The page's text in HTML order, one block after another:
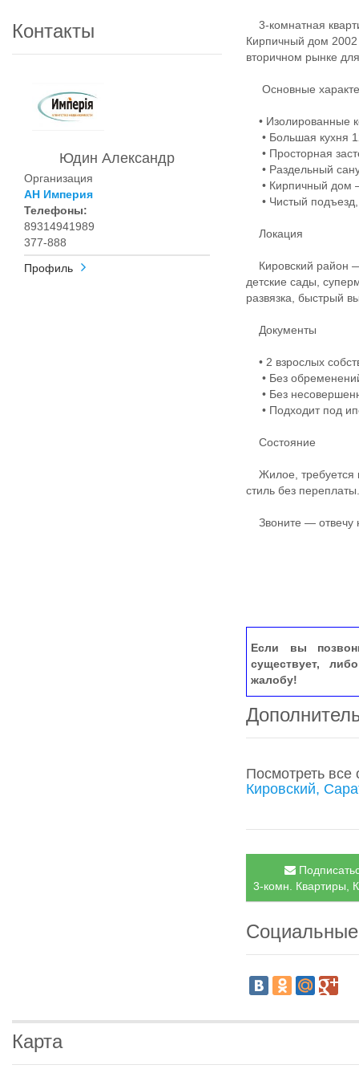
Контакты
Юдин Александр
Организация
АН Империя
Телефоны:
89314941989
377-888
Профиль
3-комнатная
Кирпичный дом
вторичном рынке
Основные
• Изолированные
• Большая кухня
• Просторная
• Раздельный
• Кирпичный дом
• Чистый подъезд,
Локация
Кировский район
детские сады,
развязка, быстрый
Документы
• 2 взрослых
• Без
• Без
• Подходит под
Состояние
Жилое, требуется
стиль без
Звоните — отвечу
Если вы
существует,
жалобу!
Посмотреть
Кировский,
3-комн. Квартиры,
Карта